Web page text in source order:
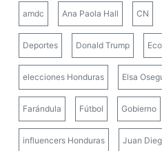
amdc Ana Paola Hall CN
Deportes Donald Trump
elecciones Honduras Elsa
Farándula Fútbol Gobierno
influencers Honduras Juan